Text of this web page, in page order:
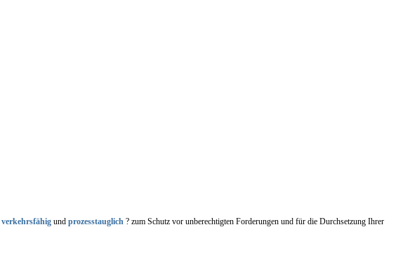
verkehrsfähig und prozesstauglich ? zum Schutz vor unberechtigten Forderungen und für die Durchsetzung Ihrer